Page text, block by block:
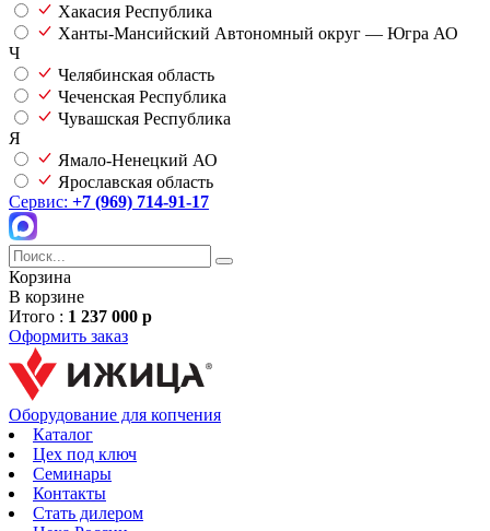
Хакасия Республика
Ханты-Мансийский Автономный округ — Югра АО
Ч
Челябинская область
Чеченская Республика
Чувашская Республика
Я
Ямало-Ненецкий АО
Ярославская область
Сервис: +7 (969) 714-91-17
Корзина
В корзине
Итого : 1 237 000 р
Оформить заказ
Оборудование для копчения
Каталог
Цех под ключ
Семинары
Контакты
Стать дилером